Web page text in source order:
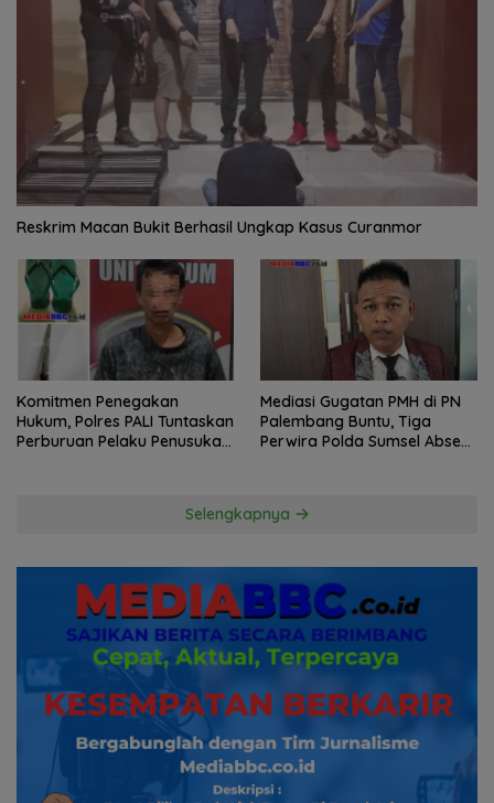
Reskrim Macan Bukit Berhasil Ungkap Kasus Curanmor
Komitmen Penegakan
Hukum, Polres PALI Tuntaskan
Perburuan Pelaku Penusukan
Mediasi Gugatan PMH di PN
Palembang Buntu, Tiga
Perwira Polda Sumsel Absen,
Selengkapnya